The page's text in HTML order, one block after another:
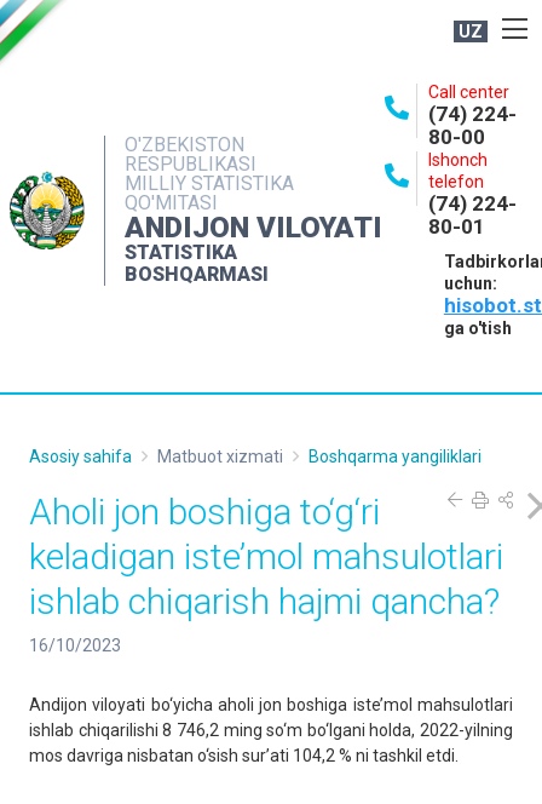
UZ
O'ZBEKISTON
RESPUBLIKASI
MILLIY STATISTIKA
QO'MITASI
ANDIJON VILOYATI
STATISTIKA
BOSHQARMASI
Call center
(74) 224-
80-00
Ishonch
telefon
(74) 224-
80-01
uchun:
ga o'tish
NASHRLAR
INTERAKTIV XIZMATLAR
MATBUOT XIZMATI
MUROJAATLAR
Asosiy sahifa Matbuot xizmati Boshqarma yangiliklari
Aholi jon boshiga to‘g‘ri
keladigan iste’mol mahsulotlari
ishlab chiqarish hajmi qancha?
16/10/2023
Andijon viloyati bo‘yicha aholi jon boshiga iste’mol mahsulotlari
ishlab chiqarilishi 8 746,2 ming so‘m bo‘lgani holda, 2022-yilning
mos davriga nisbatan o‘sish sur’ati 104,2 % ni tashkil etdi.